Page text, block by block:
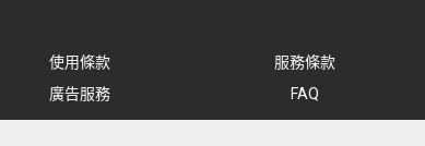
使用條款 服務條款
廣告服務 FAQ